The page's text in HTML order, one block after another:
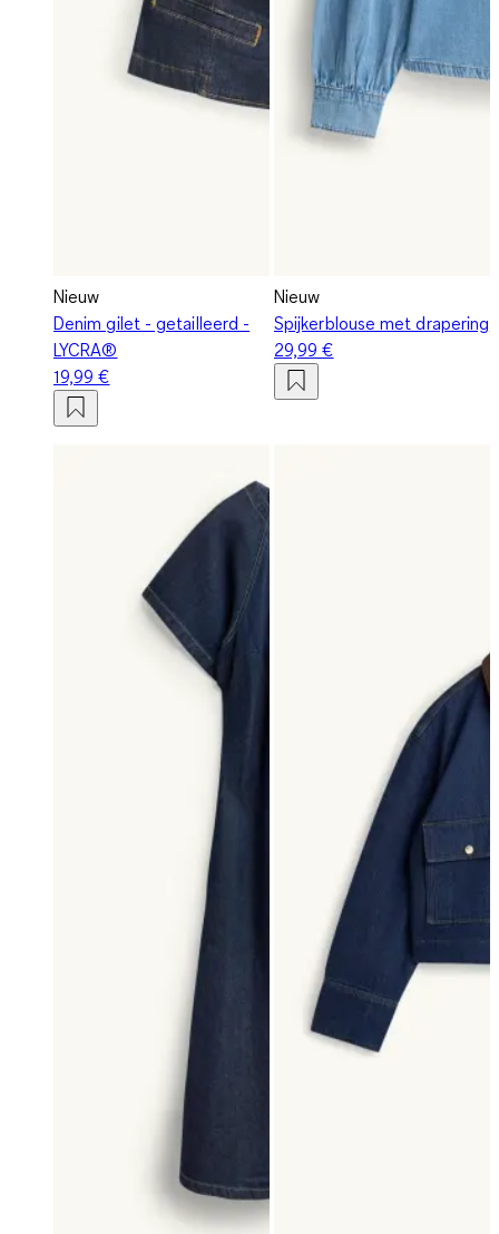
Nieuw
Denim gilet - getailleerd -
LYCRA®
19,99 €
Nieuw
Spijkerblouse met drapering
29,99 €